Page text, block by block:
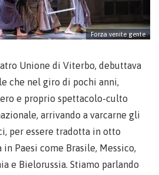
Forza venite gente
Unione di Viterbo, debuttava
che nel giro di pochi anni,
e proprio spettacolo-culto
arrivando a varcarne gli
per essere tradotta in otto
Paesi come Brasile, Messico,
e Bielorussia. Stiamo parlando